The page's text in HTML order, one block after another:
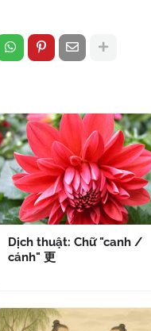
Dịch thuật: Chữ "canh /
cánh" 更